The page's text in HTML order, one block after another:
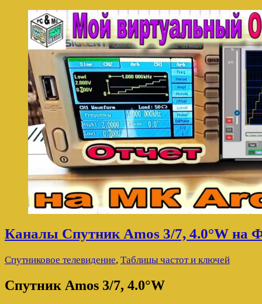
Каналы Спутник Amos 3/7, 4.0°W на
Спутниковое телевидение, Таблицы частот и ключей
Спутник Amos 3/7, 4.0°W